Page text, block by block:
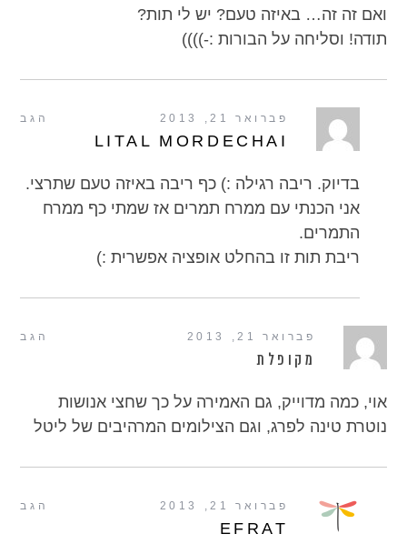
ואם זה זה… באיזה טעם? יש לי תות?
תודה! וסליחה על הבורות :-))))
הגב פברואר 21, 2013
LITAL MORDECHAI
בדיוק. ריבה רגילה :) כף ריבה באיזה טעם שתרצי.
אני הכנתי עם ממרח תמרים אז שמתי כף ממרח
התמרים.
ריבת תות זו בהחלט אופציה אפשרית :)
הגב פברואר 21, 2013
מקופלת
אוי, כמה מדוייק, גם האמירה על כך שחצי אנושות
נוטרת טינה לפרג, וגם הצילומים המרהיבים של ליטל
הגב פברואר 21, 2013
EFRAT